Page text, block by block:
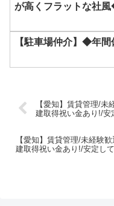
。
が高くフラットな社
【駐車場仲介】◆年
【愛知】賃貸管理/
建取得祝い金あり!/
【愛知】賃貸管理/未経験
建取得祝い金あり!/安定し